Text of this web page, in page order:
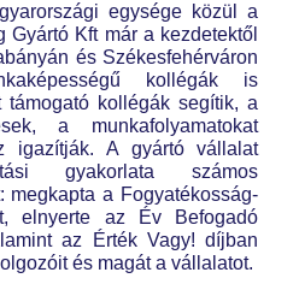
egysége közül a
Gyártó Kft már a kezdetektől
és Székesfehérváron
kollégák is
támogató kollégák segítik, a
a munkafolyamatokat
igazítják. A gyártó vállalat
gyakorlata számos
megkapta a Fogyatékosság-
elnyerte az Év Befogadó
az Érték Vagy! díjban
és magát a vállalatot.